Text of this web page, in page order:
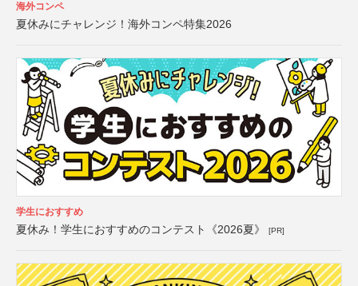
海外コンペ
夏休みにチャレンジ！海外コンペ特集2026
学生におすすめ
夏休み！学生におすすめのコンテスト《2026夏》 [PR]